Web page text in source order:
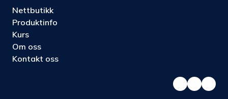
Nettbutikk
Produktinfo
Kurs
Om oss
Kontakt oss